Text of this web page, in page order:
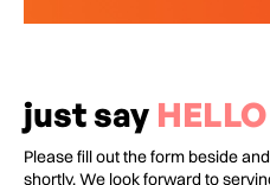
just say HELLO
Please fill out the form beside
shortly. We look forward to